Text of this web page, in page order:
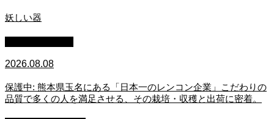
妖しい器
2026.08.08
保護中: 熊本県玉名にある「日本一のレンコン企業」こだわりの
品質で多くの人を満足させる、その栽培・収穫と出荷に密着。